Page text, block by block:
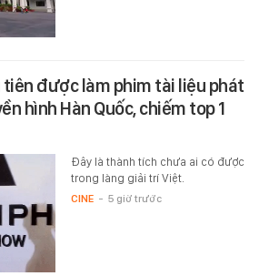
tiên được làm phim tài liệu phát
hình Hàn Quốc, chiếm top 1
Đây là thành tích chưa ai có được
trong làng giải trí Việt.
CINE - 5 giờ trước